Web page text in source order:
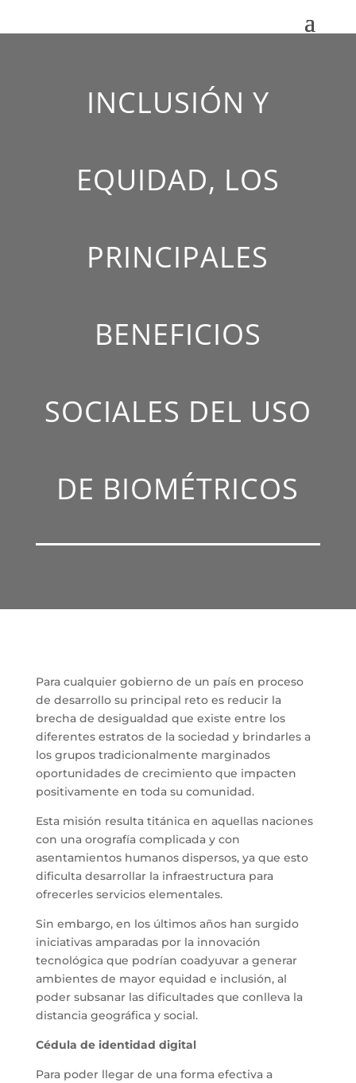
INCLUSIÓN Y
EQUIDAD, LOS
PRINCIPALES
BENEFICIOS
SOCIALES DEL USO
DE BIOMÉTRICOS
Para cualquier gobierno de un país en proceso
de desarrollo su principal reto es reducir la
brecha de desigualdad que existe entre los
diferentes estratos de la sociedad y brindarles a
los grupos tradicionalmente marginados
oportunidades de crecimiento que impacten
positivamente en toda su comunidad.
Esta misión resulta titánica en aquellas naciones
con una orografía complicada y con
asentamientos humanos dispersos, ya que esto
dificulta desarrollar la infraestructura para
ofrecerles servicios elementales.
Sin embargo, en los últimos años han surgido
iniciativas amparadas por la innovación
tecnológica que podrían coadyuvar a generar
ambientes de mayor equidad e inclusión, al
poder subsanar las dificultades que conlleva la
distancia geográfica y social.
Cédula de identidad digital
Para poder llegar de una forma efectiva a